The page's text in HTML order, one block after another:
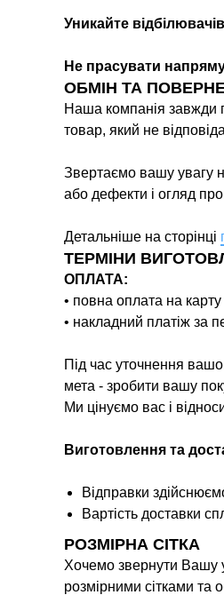
Уникайте
Не прасувати
ОБМІН ТА
Наша компанія завжди
товар, який не
Звертаємо вашу увагу
або дефекти і огляд
Детальніше на сторінці
ТЕРМІНИ
ОПЛАТА:
• повна оплата на карту
• накладний платіж за
Під час уточнення
мета - зробити вашу
Ми цінуємо вас і
Виготовлення та
Відправки
Вартість доставки
РОЗМІРНА СІТКА
Хочемо звернути Вашу
розмірними сітками та